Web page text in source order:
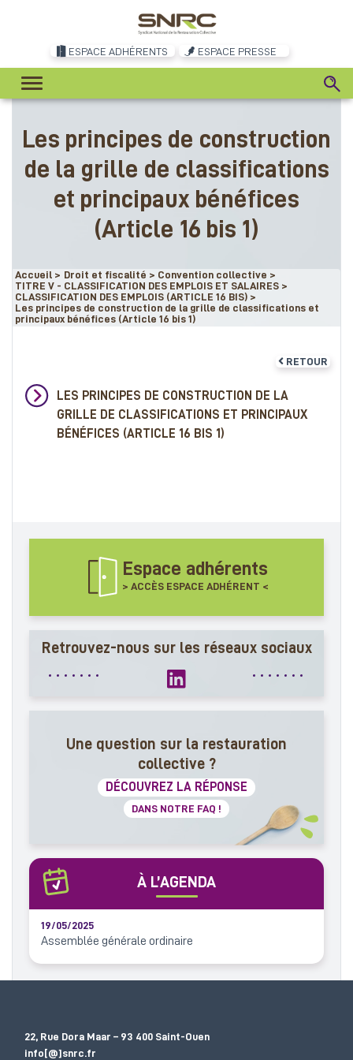
ESPACE ADHÉRENTS ESPACE PRESSE
Rubrique
convention :
Les principes de construction
de la grille de classifications
et principaux bénéfices
(Article 16 bis 1)
Accueil > Droit et fiscalité > Convention collective >
TITRE V - CLASSIFICATION DES EMPLOIS ET SALAIRES >
CLASSIFICATION DES EMPLOIS (ARTICLE 16 BIS) >
Les principes de construction de la grille de classifications et
principaux bénéfices (Article 16 bis 1)
RETOUR
LES PRINCIPES DE CONSTRUCTION DE LA
GRILLE DE CLASSIFICATIONS ET PRINCIPAUX
BÉNÉFICES (ARTICLE 16 BIS 1)
Espace adhérents
> ACCÈS ESPACE ADHÉRENT <
Retrouvez-nous sur les réseaux sociaux
Une question sur la restauration
collective ?
DÉCOUVREZ LA RÉPONSE
DANS NOTRE FAQ !
À L’AGENDA
19/05/2025
Assemblée générale ordinaire
22, Rue Dora Maar – 93 400 Saint-Ouen
info[@]snrc.fr